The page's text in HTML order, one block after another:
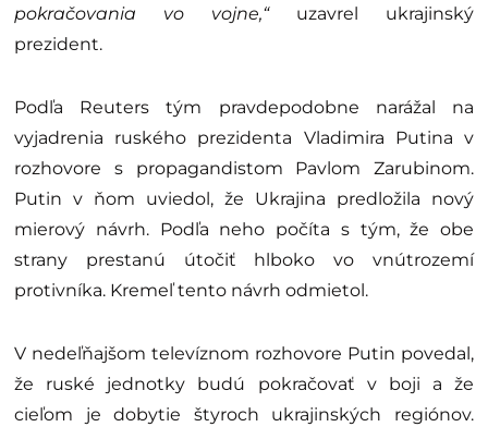
pokračovania vo vojne,“uzavrel ukrajinský
prezident.
Podľa Reuters tým pravdepodobne narážal na
vyjadrenia ruského prezidenta Vladimira Putina v
rozhovore s propagandistom Pavlom Zarubinom.
Putin v ňom uviedol, že Ukrajina predložila nový
mierový návrh. Podľa neho počíta s tým, že obe
strany prestanú útočiť hlboko vo vnútrozemí
protivníka. Kremeľ tento návrh odmietol.
V nedeľňajšom televíznom rozhovore Putin povedal,
že ruské jednotky budú pokračovať v boji a že
cieľom je dobytie štyroch ukrajinských regiónov.